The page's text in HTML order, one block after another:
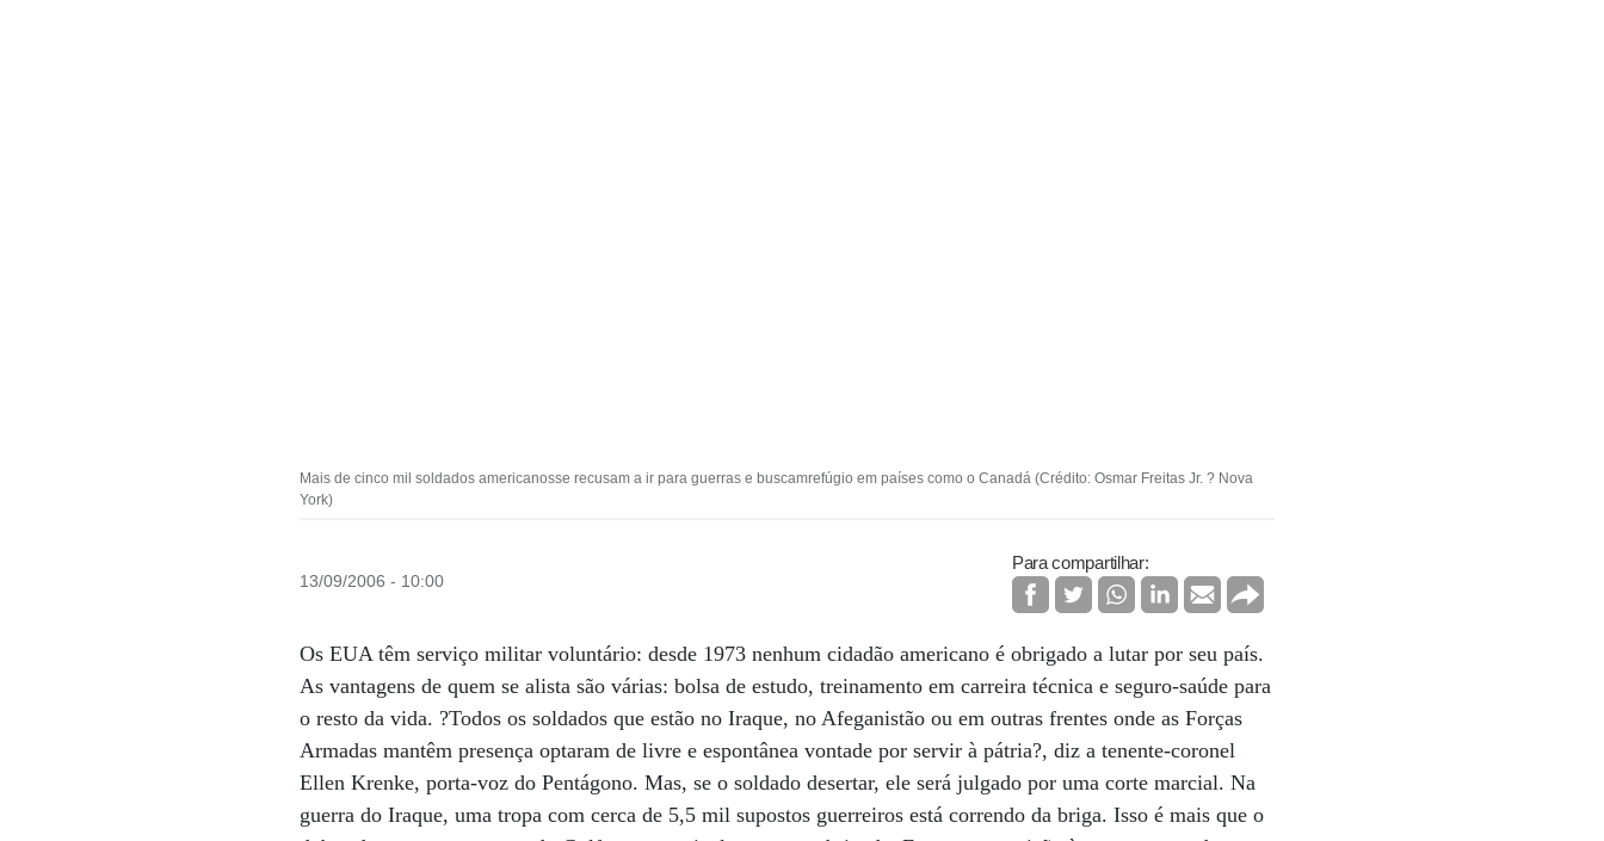
Mais de cinco mil soldados americanosse recusam a ir para guerras e buscamrefúgio em países como o Canadá (Crédito: Osmar Freitas Jr. ? Nova
York)
13/09/2006 - 10:00
Para compartilhar:
Os EUA têm serviço militar voluntário: desde 1973 nenhum cidadão americano é obrigado a lutar por seu país.
As vantagens de quem se alista são várias: bolsa de estudo, treinamento em carreira técnica e seguro-saúde para
o resto da vida. ?Todos os soldados que estão no Iraque, no Afeganistão ou em outras frentes onde as Forças
Armadas mantêm presença optaram de livre e espontânea vontade por servir à pátria?, diz a tenente-coronel
Ellen Krenke, porta-voz do Pentágono. Mas, se o soldado desertar, ele será julgado por uma corte marcial. Na
guerra do Iraque, uma tropa com cerca de 5,5 mil supostos guerreiros está correndo da briga. Isso é mais que o